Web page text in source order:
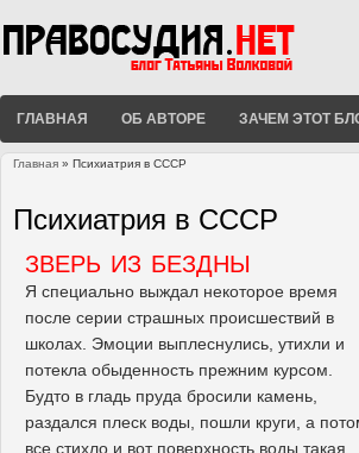
ГЛАВНАЯ ОБ АВТОРЕ ЗАЧЕМ ЭТОТ
Главная » Психиатрия в СССР
Психиатрия в СССР
ЗВЕРЬ ИЗ БЕЗДНЫ
Я специально выждал некоторое время
после серии страшных происшествий в
школах. Эмоции выплеснулись, утихли и
потекла обыденность прежним курсом.
Будто в гладь пруда бросили камень,
раздался плеск воды, пошли круги, а
все стихло и вот поверхность воды такая